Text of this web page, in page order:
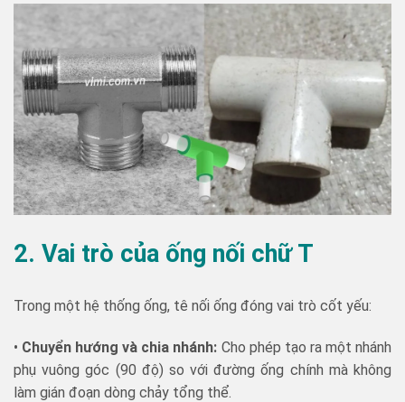
2. Vai trò của ống nối chữ T
Trong một hệ thống ống, tê nối ống đóng vai trò cốt yếu:
• Chuyển hướng và chia nhánh: Cho phép tạo ra một nhánh
phụ vuông góc (90 độ) so với đường ống chính mà không
làm gián đoạn dòng chảy tổng thể.